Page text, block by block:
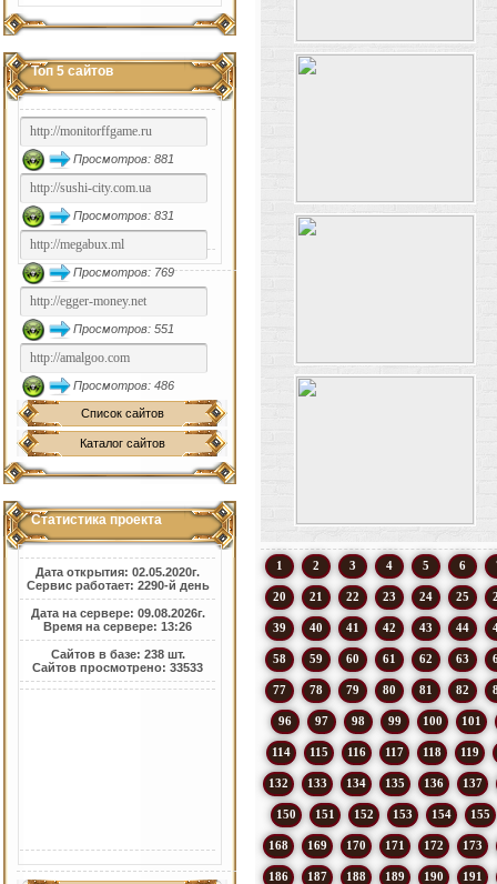
Топ 5 сайтов
Просмотров: 881
Просмотров: 831
Просмотров: 769
Просмотров: 551
Просмотров: 486
Список сайтов
Каталог сайтов
Статистика проекта
Дата открытия: 02.05.2020г.
Сервис работает: 2290-й день
Дата на сервере: 09.08.2026г.
Время на сервере: 13:26
Сайтов в базе: 238 шт.
Сайтов просмотрено: 33533
1 2 3 4 5 6
20 21 22 23 24 25
39 40 41 42 43 44
58 59 60 61 62 63
77 78 79 80 81 82
96 97 98 99 100 101
114 115 116 117 118 119
132 133 134 135 136 137
150 151 152 153 154 155
168 169 170 171 172 173
186 187 188 189 190 191